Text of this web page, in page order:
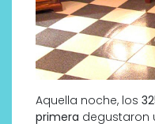
Aquella noche, los
primera degustaron